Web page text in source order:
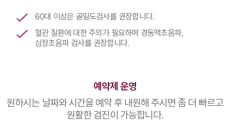
60대 이상은 골밀도검사를 권장합니다.
혈관 질환에 대한 주의가 필요하며 경동맥초음파,
심장초음파 검사를 권장합니다.
예약제 운영
원하시는 날짜와 시간을 예약 후 내원해 주시면 좀 더 빠르고
원활한 검진이 가능합니다.